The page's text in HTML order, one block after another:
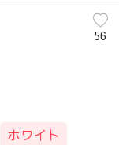
56
ホワイト